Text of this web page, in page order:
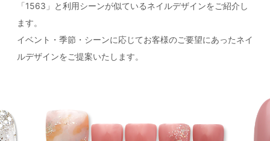
「1563」と利用シーンが似ているネイルデザインをご紹介し
ます。
イベント・季節・シーンに応じてお客様のご要望にあったネイ
ルデザインをご提案いたします。